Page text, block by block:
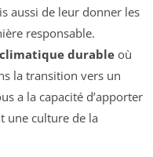
aussi de leur donner les
responsable.
durableoù
la transition vers un
a la capacité d’apporter
une culture de la